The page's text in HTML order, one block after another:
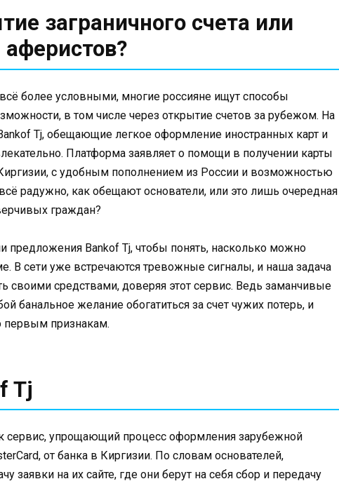
заграничного счета или
более условными, многие россияне ищут способы
в том числе через открытие счетов за рубежом. На
Tj, обещающие легкое оформление иностранных карт и
Платформа заявляет о помощи в получении карты
с удобным пополнением из России и возможностью
радужно, как обещают основатели, или это лишь очередная
граждан?
предложения Bankof Tj, чтобы понять, насколько можно
В сети уже встречаются тревожные сигналы, и наша задача
своими средствами, доверяя этот сервис. Ведь заманчивые
банальное желание обогатиться за счет чужих потерь, и
первым признакам.
Tj
сервис, упрощающий процесс оформления зарубежной
от банка в Киргизии. По словам основателей,
заявки на их сайте, где они берут на себя сбор и передачу